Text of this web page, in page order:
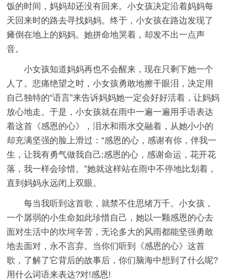
饭的时间，妈妈却还没有回来。小女孩决定沿着妈妈每
天回来时的路去寻找妈妈。终于，小女孩在路边发现了
瘫倒在地上的妈妈。她拼命地哭着，却发不出一点声
音。
小女孩知道妈妈再也不会醒来，现在只剩下她一个
人了。悲痛绝望之时，小女孩勇敢地擦干眼泪，决定用
自己独特的“语言”来告诉妈妈她一定会好好活着，让妈妈
放心地走。于是，小女孩就在雨中一遍一遍用手语表达
着这首《感恩的心》，泪水和雨水交融着，从她小小的
却充满坚强的脸上滑过：“感恩的心，感谢有你，伴我一
生，让我有勇气做我自己;感恩的心，感谢命运，花开花
落，我一样会珍惜。”她就这样站在雨中不停地比划着，
直到妈妈永远闭上双眼。
每当我听到这首歌，就禁不住思绪万千。小女孩，
一个孱弱的小生命如此珍惜自己，她以一颗感恩的心去
面对生活中的坎坷辛苦，无论多大的风雨都能坚强勇敢
地去面对，永不言弃。当你们听到《感恩的心》这首
歌，了解了它背后的故事后，你们脑海中想到了什么呢?
用什么词语来表达?对!感恩!